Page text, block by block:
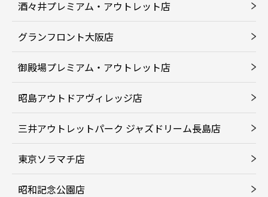
酒々井プレミアム・アウトレット店
グランフロント大阪店
御殿場プレミアム・アウトレット店
昭島アウトドアヴィレッジ店
三井アウトレットパーク ジャズドリーム長島店
東京ソラマチ店
昭和記念公園店